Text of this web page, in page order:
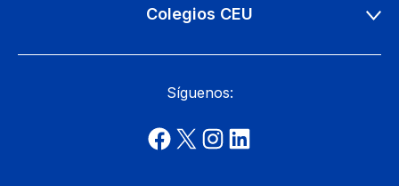
Colegios CEU
Síguenos: